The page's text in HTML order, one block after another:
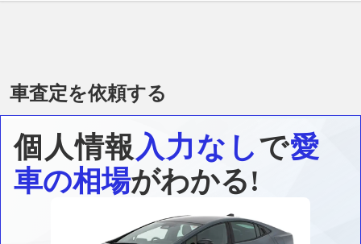
車査定を依頼する
個人情報入力なしで愛
車の相場がわかる!